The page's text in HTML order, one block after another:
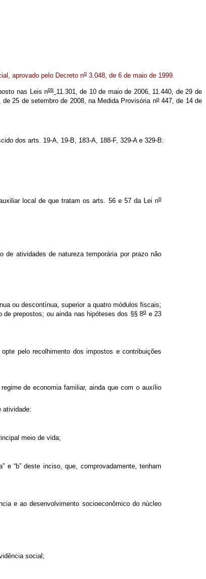
aprovado pelo Decreto no 3.048, de 6 de maio de 1999.
nas Leis nos 11.301, de 10 de maio de 2006, 11.440, de 29 de
25 de setembro de 2008, na Medida Provisória no447, de 14 de
dos arts. 19-A, 19-B, 183-A, 188-F, 329-A e 329-B:
local de que tratam os arts. 56 e 57 da Lei no
atividades de natureza temporária por prazo não
ou descontínua, superior a quatro módulos fiscais;
prepostos; ou ainda nas hipóteses dos §§ 8oe 23
pelo recolhimento dos impostos e contribuições
de economia familiar, ainda que com o auxílio
atividade:
meio de vida;
“b” deste inciso, que, comprovadamente, tenham
e ao desenvolvimento socioeconômico do núcleo
social;